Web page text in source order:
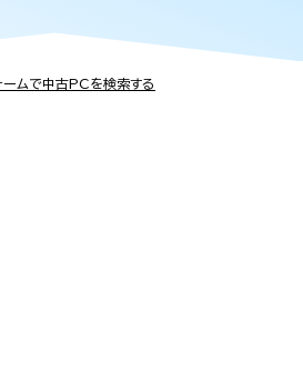
ームで中古PCを検索する